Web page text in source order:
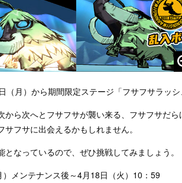
（月）から期間限定ステージ「フサフサラッシ
から次へとフサフサが襲い来る、フサフサだ
フサに出会えるかもしれません。
なっているので、ぜひ挑戦してみましょう。
メンテナンス後～4月18日（火）10：59